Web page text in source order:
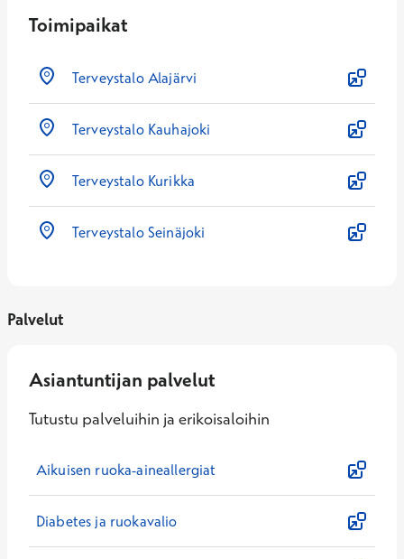
Toimipaikat
Terveystalo Alajärvi
Terveystalo Kauhajoki
Terveystalo Kurikka
Terveystalo Seinäjoki
Palvelut
Asiantuntijan palvelut
Tutustu palveluihin ja erikoisaloihin
Aikuisen ruoka-aineallergiat
Diabetes ja ruokavalio